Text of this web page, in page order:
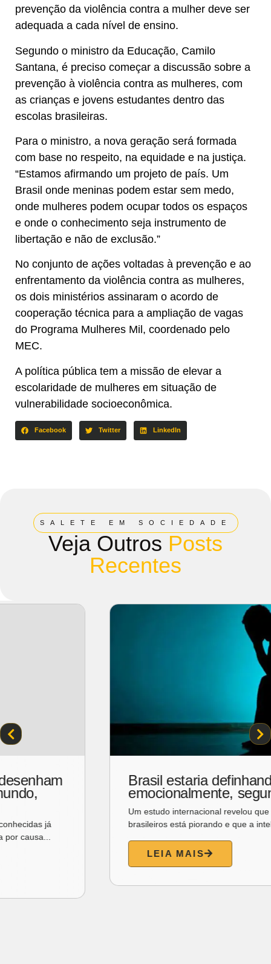
prevenção da violência contra a mulher deve ser
adequada a cada nível de ensino.
Segundo o ministro da Educação, Camilo
Santana, é preciso começar a discussão sobre a
prevenção à violência contra as mulheres, com
as crianças e jovens estudantes dentro das
escolas brasileiras.
Para o ministro, a nova geração será formada
com base no respeito, na equidade e na justiça.
“Estamos afirmando um projeto de país. Um
Brasil onde meninas podem estar sem medo,
onde mulheres podem ocupar todos os espaços
e onde o conhecimento seja instrumento de
libertação e não de exclusão.”
No conjunto de ações voltadas à prevenção e ao
enfrentamento da violência contra as mulheres,
os dois ministérios assinaram o acordo de
cooperação técnica para a ampliação de vagas
do Programa Mulheres Mil, coordenado pelo
MEC.
A política pública tem a missão de elevar a
escolaridade de mulheres em situação de
vulnerabilidade socioeconômica.
Facebook Twitter LinkedIn
SALETE EM SOCIEDADE
Veja Outros Posts
Recentes
Após prometer mulher vice, Flávio
Bolsonaro escolhe Alfredo Gaspar
para o posto na chapa presidencial.
O senador e pré-candidato à Presidência Flávio Bolsonaro
(PL) anunciou o deputado federal Alfredo Gaspar...